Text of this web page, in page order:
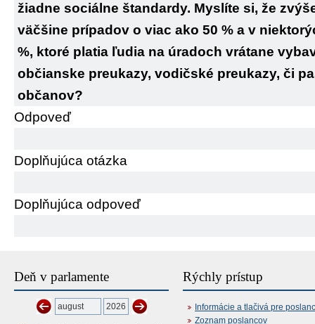
žiadne sociálne štandardy. Myslíte si, že
väčšine prípadov o viac ako 50 % a v
%, ktoré platia ľudia na úradoch vrátane
občianske preukazy, vodičské preukazy, či
občanov?
Odpoveď
Doplňujúca otázka
Doplňujúca odpoveď
Deň v parlamente Rýchly prístup
Informácie a tlačivá pre
Zoznam poslancov